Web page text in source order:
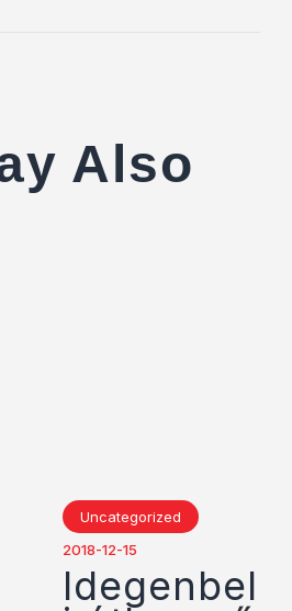
Also
Uncategorized
2018-12-15
Idegenbel